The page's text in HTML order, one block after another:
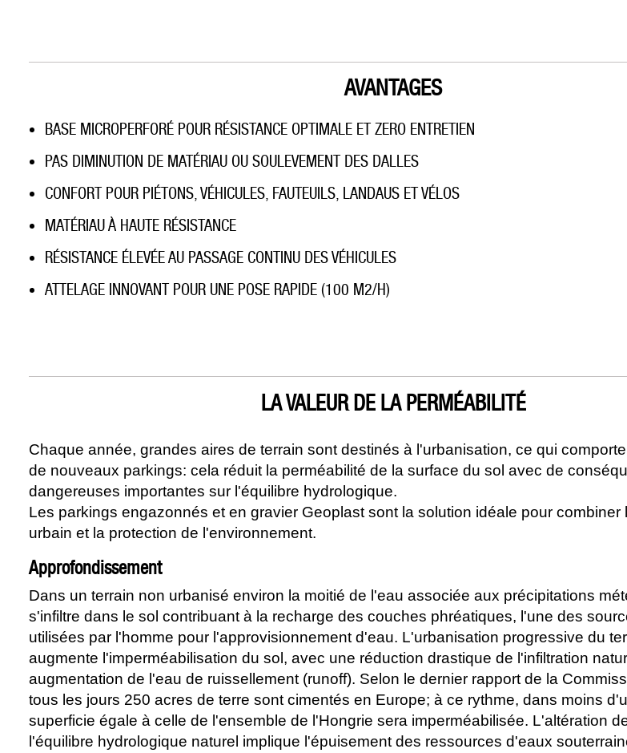
AVANTAGES
BASE MICROPERFORÉ POUR RÉSISTANCE OPTIMALE ET ZERO ENTRETIEN
PAS DIMINUTION DE MATÉRIAU OU SOULEVEMENT DES DALLES
CONFORT POUR PIÉTONS, VÉHICULES, FAUTEUILS, LANDAUS ET VÉLOS
MATÉRIAU À HAUTE RÉSISTANCE
RÉSISTANCE ÉLEVÉE AU PASSAGE CONTINU DES VÉHICULES
ATTELAGE INNOVANT POUR UNE POSE RAPIDE (100 M2/H)
LA VALEUR DE LA PERMÉABILITÉ
Chaque année, grandes aires de terrain sont destinés à l'urbanisation, ce qui
de nouveaux parkings: cela réduit la perméabilité de la surface du sol avec de
dangereuses importantes sur l'équilibre hydrologique.
Les parkings engazonnés et en gravier Geoplast sont la solution idéale pour combiner
urbain et la protection de l'environnement.
Approfondissement
Dans un terrain non urbanisé environ la moitié de l'eau associée aux précipitations
s'infiltre dans le sol contribuant à la recharge des couches phréatiques, l'une des
utilisées par l'homme pour l'approvisionnement d'eau. L'urbanisation progressive du
augmente l'imperméabilisation du sol, avec une réduction drastique de l'infiltration
augmentation de l'eau de ruissellement (runoff). Selon le dernier rapport de la
tous les jours 250 acres de terre sont cimentés en Europe; à ce rythme, dans moins
superficie égale à celle de l'ensemble de l'Hongrie sera imperméabilisée. L'altération
l'équilibre hydrologique naturel implique l'épuisement des ressources d'eaux